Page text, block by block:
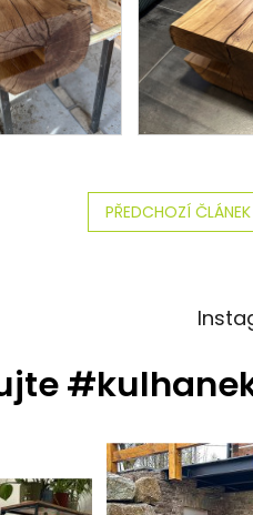
PŘEDCHOZÍ ČLÁNEK